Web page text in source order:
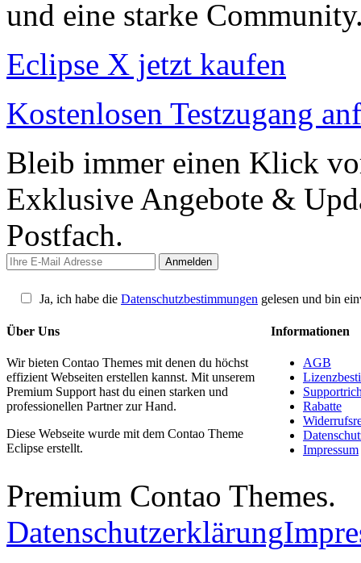
und eine starke
Eclipse X jetzt kaufen
Kostenlosen Testzugang
Bleib immer einen Klick
Exklusive Angebote &
Postfach.
Ja, ich habe die Datenschutzbestimmungen gelesen und bin
Über Uns
Wir bieten Contao Themes mit denen du höchst
effizient Webseiten erstellen kannst. Mit unserem
Premium Support hast du einen starken und
professionellen Partner zur Hand.
Diese Webseite wurde mit dem Contao Theme
Eclipse erstellt.
Informationen
AGB
Rabatte
Impressum
Premium Contao Themes.
Datenschutzerklärung